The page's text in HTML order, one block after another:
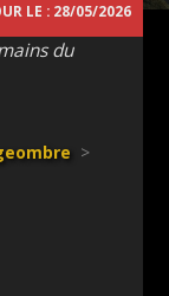
LE : 28/05/2026
du
>